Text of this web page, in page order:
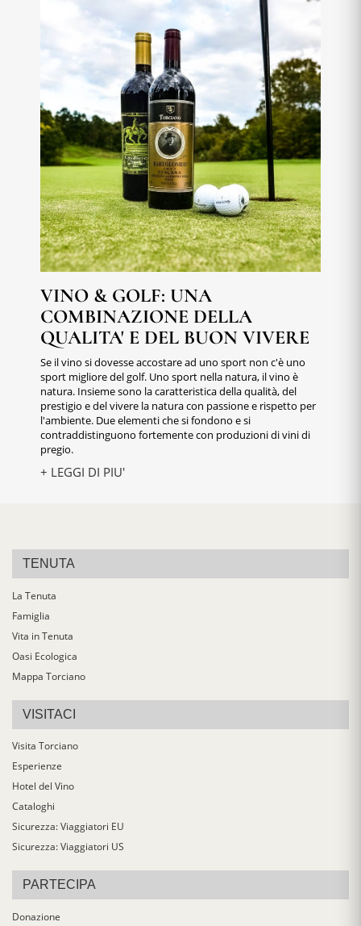
VINO & GOLF: UNA
COMBINAZIONE DELLA
QUALITA' E DEL BUON VIVERE
Se il vino si dovesse accostare ad uno sport non c'è uno
sport migliore del golf. Uno sport nella natura, il vino è
natura. Insieme sono la caratteristica della qualità, del
prestigio e del vivere la natura con passione e rispetto per
l'ambiente. Due elementi che si fondono e si
contraddistinguono fortemente con produzioni di vini di
pregio.
+ LEGGI DI PIU'
TENUTA
La Tenuta
Famiglia
Vita in Tenuta
Oasi Ecologica
Mappa Torciano
VISITACI
Visita Torciano
Esperienze
Hotel del Vino
Cataloghi
Sicurezza: Viaggiatori EU
Sicurezza: Viaggiatori US
PARTECIPA
Donazione